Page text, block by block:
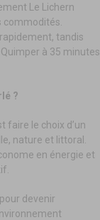
Le Lichern
tandis
à 35 minutes
?
faire le choix d’un
nature et littoral.
en énergie et
devenir